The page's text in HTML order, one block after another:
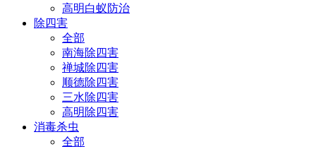
高明白蚁防治
除四害
全部
南海除四害
禅城除四害
顺德除四害
三水除四害
高明除四害
消毒杀虫
全部